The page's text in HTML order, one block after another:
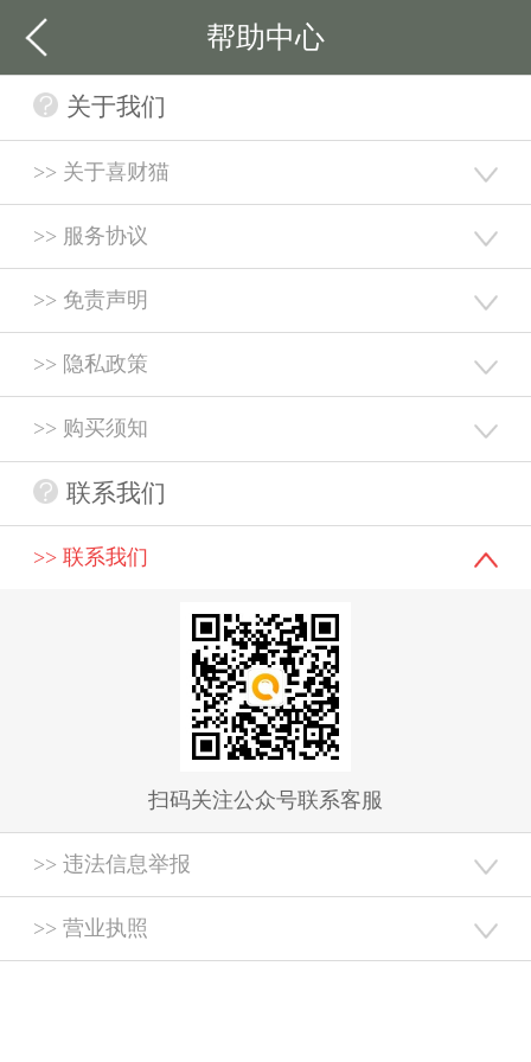
帮助中心
关于我们
>> 关于喜财猫
>> 服务协议
>> 免责声明
>> 隐私政策
>> 购买须知
联系我们
>> 联系我们
扫码关注公众号联系客服
>> 违法信息举报
>> 营业执照